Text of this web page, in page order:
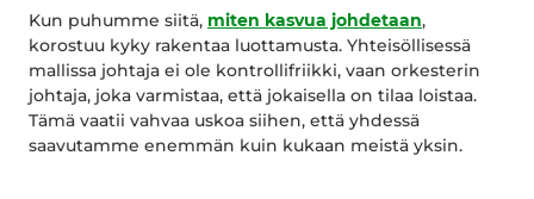
Kun puhumme siitä, miten kasvua johdetaan,
korostuu kyky rakentaa luottamusta. Yhteisöllisessä
mallissa johtaja ei ole kontrollifriikki, vaan orkesterin
johtaja, joka varmistaa, että jokaisella on tilaa loistaa.
Tämä vaatii vahvaa uskoa siihen, että yhdessä
saavutamme enemmän kuin kukaan meistä yksin.